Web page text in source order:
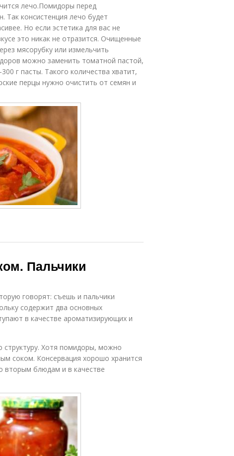
Лечо на
томатном соке
Лечо из
болгарских
перцев
Лечо с огурцами
лечо.Помидоры перед
Так консистенция лечо будет
Но если эстетика для вас не
это никак не отразится. Очищенные
мясорубку или измельчить
можно заменить томатной пастой,
г пасты. Такого количества хватит,
перцы нужно очистить от семян и
Пальчики
говорят: съешь и пальчики
содержит два основных
в качестве ароматизирующих и
Хотя помидоры, можно
соком. Консервация хорошо хранится
вторым блюдам и в качестве